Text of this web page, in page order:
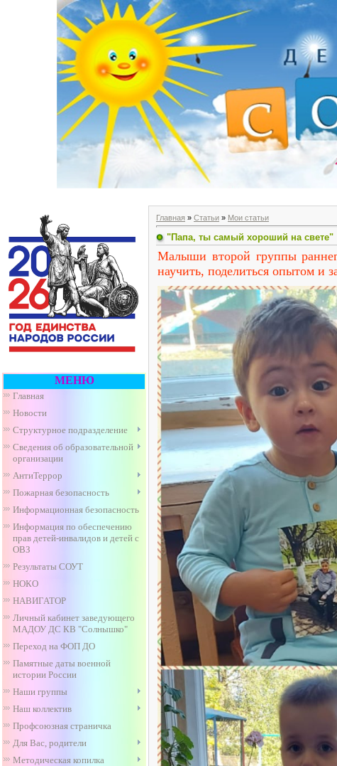
МЕНЮ
Главная
Новости
Структурное подразделение
Сведения об образовательной
организации
АнтиТеррор
Пожарная безопасность
Информационная безопасность
Информация по обеспечению
прав детей-инвалидов и детей с
ОВЗ
Результаты СОУТ
НОКО
НАВИГАТОР
Личный кабинет заведующего
МАДОУ ДС КВ "Солнышко"
Переход на ФОП ДО
Памятные даты военной
истории России
Наши группы
Наш коллектив
Профсоюзная страничка
Для Вас, родители
Методическая копилка
Главная » Статьи » Мои статьи
"Папа, ты самый хороший на свете"
Малыши второй группы
научить, поделиться опытом и